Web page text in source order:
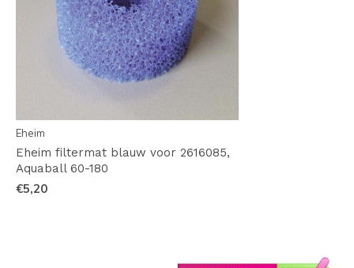
Eheim
Eheim filtermat blauw voor 2616085,
Aquaball 60-180
€5,20